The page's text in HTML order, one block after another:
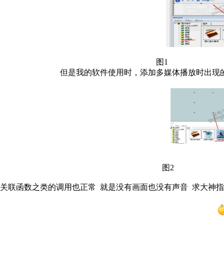
图1
但是我的软件使用时，添加多媒体播放时出现的
图2
关联函数之类的调用也正常 就是没有画面也没有声音 求大神